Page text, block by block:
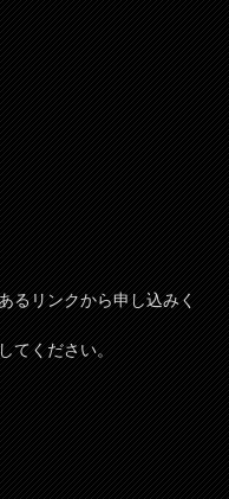
るリンクから申し込みく
てください。